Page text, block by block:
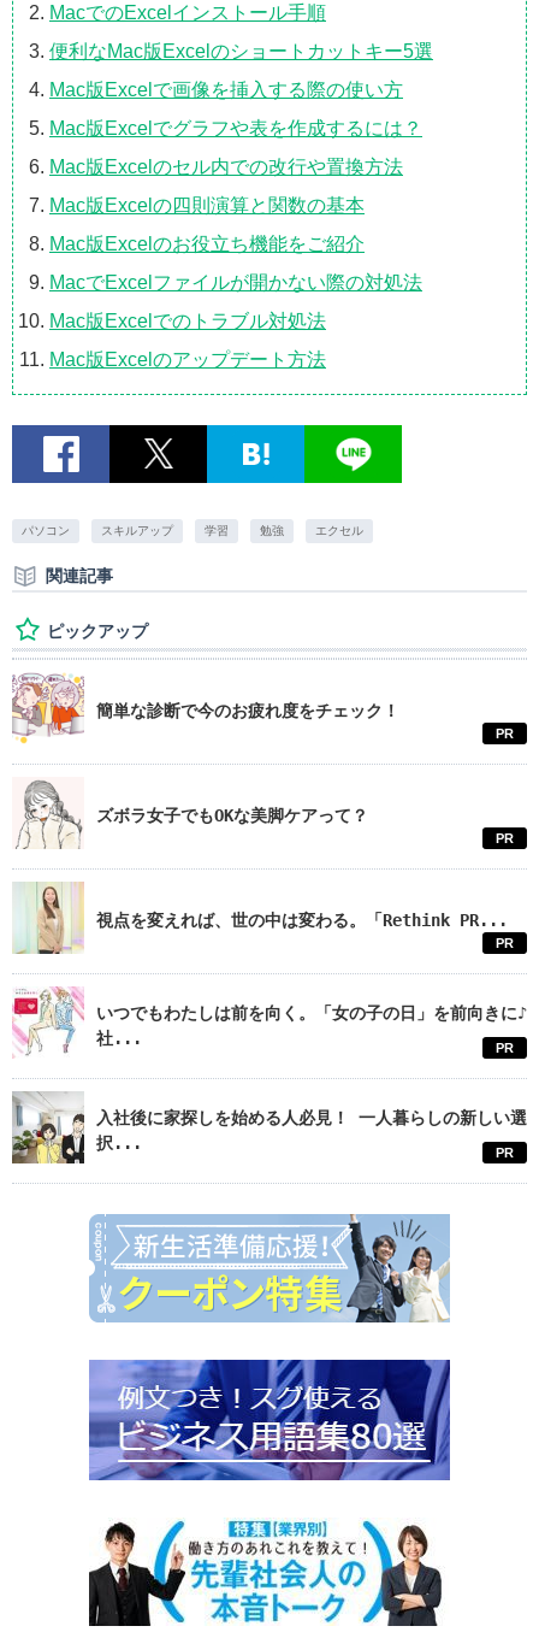
MacでのExcelインストール手順
便利なMac版Excelのショートカットキー5選
Mac版Excelで画像を挿入する際の使い方
Mac版Excelでグラフや表を作成するには？
Mac版Excelのセル内での改行や置換方法
Mac版Excelの四則演算と関数の基本
Mac版Excelのお役立ち機能をご紹介
MacでExcelファイルが開かない際の対処法
Mac版Excelでのトラブル対処法
Mac版Excelのアップデート方法
パソコン スキルアップ 学習 勉強 エクセル
関連記事
ピックアップ
簡単な診断で今のお疲れ度をチェック！
PR
ズボラ女子でもOKな美脚ケアって？
PR
視点を変えれば、世の中は変わる。「Rethink PR...
PR
いつでもわたしは前を向く。「女の子の日」を前向きに♪
社...
PR
入社後に家探しを始める人必見！ 一人暮らしの新しい選
択...
PR